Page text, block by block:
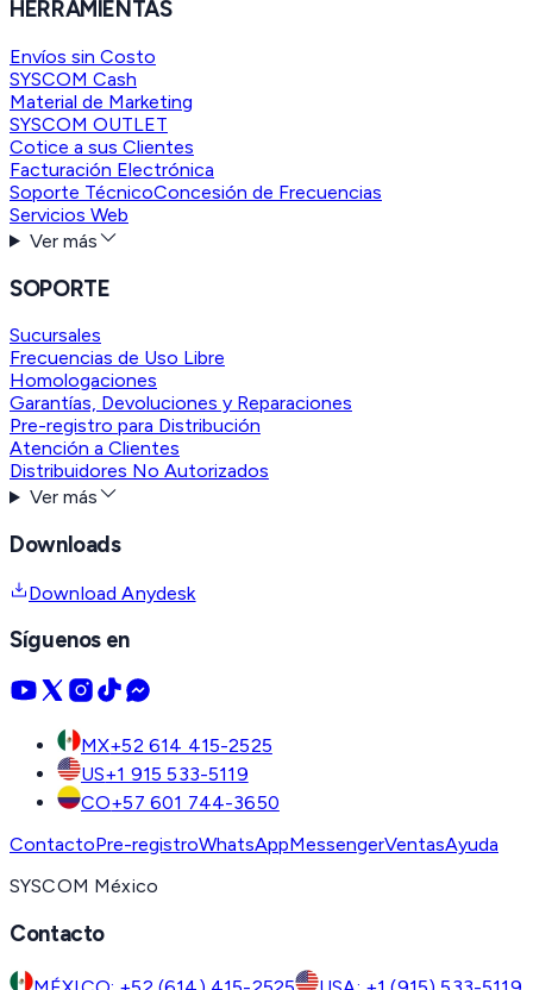
HERRAMIENTAS
Envíos sin Costo
SYSCOM Cash
Material de Marketing
SYSCOM OUTLET
Cotice a sus Clientes
Facturación Electrónica
Soporte TécnicoConcesión de Frecuencias
Servicios Web
Ver más
SOPORTE
Sucursales
Frecuencias de Uso Libre
Homologaciones
Garantías, Devoluciones y Reparaciones
Pre-registro para Distribución
Atención a Clientes
Distribuidores No Autorizados
Ver más
Downloads
Download Anydesk
Síguenos en
MX+52 614 415-2525
US+1 915 533-5119
CO+57 601 744-3650
ContactoPre-registroWhatsAppMessengerVentasAyuda
SYSCOM México
Contacto